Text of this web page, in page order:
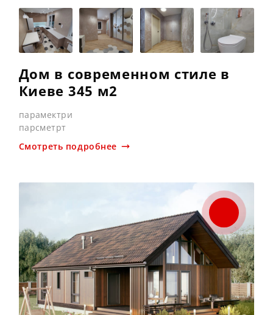
Дом в современном стиле в
Киеве 345 м2
парамектри
парсметрт
Смотреть подробнее